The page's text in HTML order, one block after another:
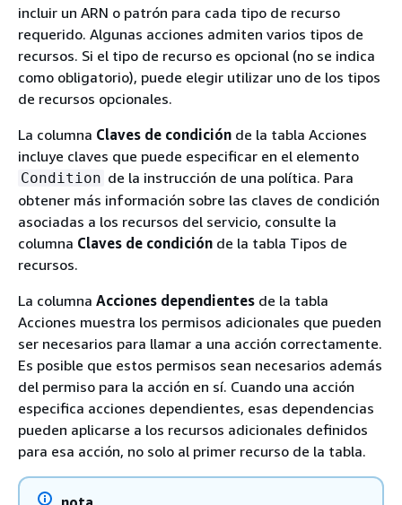
incluir un ARN o patrón para cada tipo de recurso
requerido. Algunas acciones admiten varios tipos de
recursos. Si el tipo de recurso es opcional (no se indica
como obligatorio), puede elegir utilizar uno de los tipos
de recursos opcionales.
La columna Claves de condición de la tabla Acciones
incluye claves que puede especificar en el elemento
Condition de la instrucción de una política. Para
obtener más información sobre las claves de condición
asociadas a los recursos del servicio, consulte la
columna Claves de condición de la tabla Tipos de
recursos.
La columna Acciones dependientes de la tabla
Acciones muestra los permisos adicionales que pueden
ser necesarios para llamar a una acción correctamente.
Es posible que estos permisos sean necesarios además
del permiso para la acción en sí. Cuando una acción
especifica acciones dependientes, esas dependencias
pueden aplicarse a los recursos adicionales definidos
para esa acción, no solo al primer recurso de la tabla.